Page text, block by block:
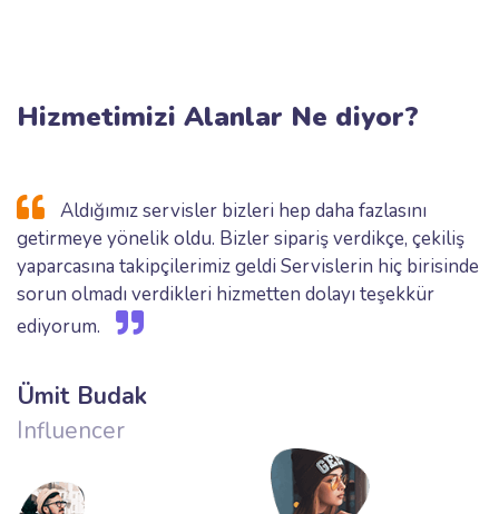
Hizmetimizi Alanlar Ne diyor?
Aldığımız servisler bizleri hep daha fazlasını
getirmeye yönelik oldu. Bizler sipariş verdikçe, çekiliş
yaparcasına takipçilerimiz geldi Servislerin hiç birisinde
sorun olmadı verdikleri hizmetten dolayı teşekkür
ediyorum.
Ümit Budak
Influencer